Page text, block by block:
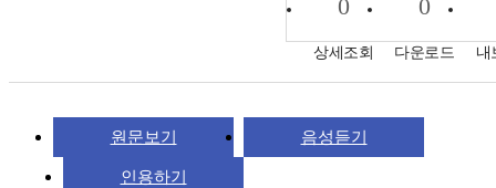
0
상세조회
0
다운로드 내
원문보기 음성듣기
인용하기